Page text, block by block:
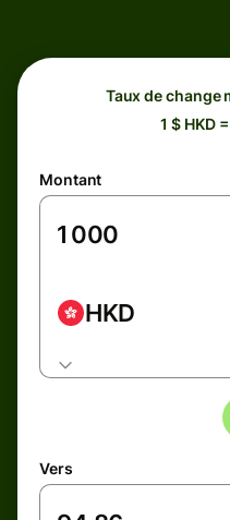
Taux de change
1 $ HKD
Montant
HKD
Vers